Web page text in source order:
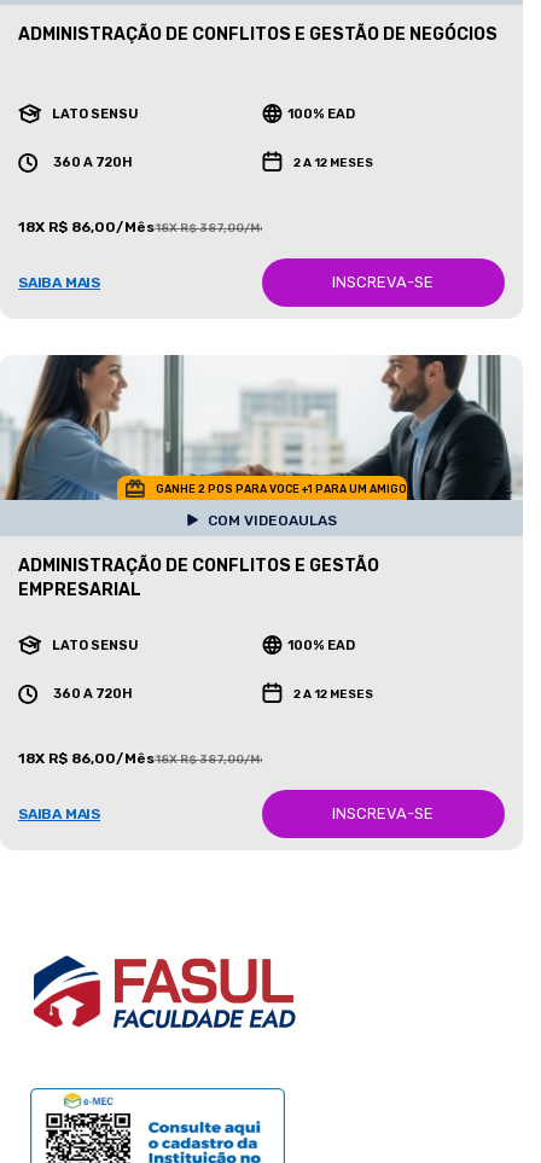
ADMINISTRAÇÃO DE CONFLITOS E GESTÃO DE NEGÓCIOS
LATO SENSU 100% EAD
360 A 720H 2 A 12 MESES
18X R$ 86,00/Mês18X R$ 387,00/Mês
SAIBA MAIS INSCREVA-SE
GANHE 2 POS PARA VOCE +1 PARA UM AMIGO
COM VIDEOAULAS
ADMINISTRAÇÃO DE CONFLITOS E GESTÃO
EMPRESARIAL
LATO SENSU 100% EAD
360 A 720H 2 A 12 MESES
18X R$ 86,00/Mês18X R$ 387,00/Mês
SAIBA MAIS INSCREVA-SE